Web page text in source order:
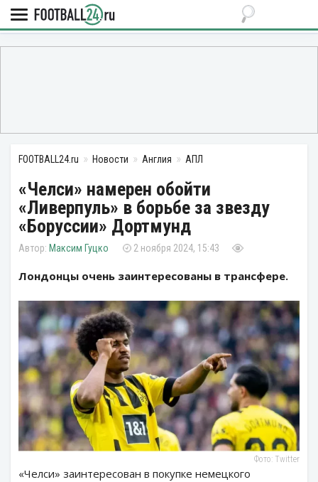
FOOTBALL24.ru Новости Англия АПЛ
«Челси» намерен обойти
«Ливерпуль» в борьбе за звезду
«Боруссии» Дортмунд
Максим Гуцко 2 ноября 2024, 15:43
Лондонцы очень заинтересованы в трансфере.
Фото: Twitter
«Челси» заинтересован в покупке немецкого